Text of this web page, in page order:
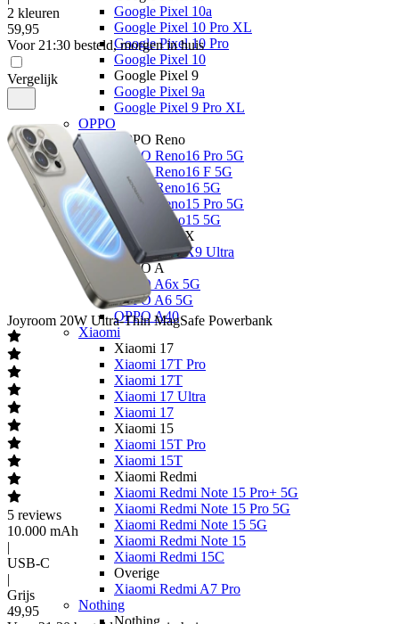
Google Pixel 10a
Google Pixel 10 Pro XL
Google Pixel 10 Pro
Google Pixel 10
Google Pixel 9
Google Pixel 9a
Google Pixel 9 Pro XL
OPPO
OPPO Reno
OPPO Reno16 Pro 5G
OPPO Reno16 F 5G
OPPO Reno16 5G
OPPO Reno15 Pro 5G
OPPO Reno15 5G
OPPO Find X
OPPO Find X9 Ultra
OPPO A
OPPO A6x 5G
OPPO A6 5G
OPPO A40
Xiaomi
Xiaomi 17
Xiaomi 17T Pro
Xiaomi 17T
Xiaomi 17 Ultra
Xiaomi 17
Xiaomi 15
Xiaomi 15T Pro
Xiaomi 15T
Xiaomi Redmi
Xiaomi Redmi Note 15 Pro+ 5G
Xiaomi Redmi Note 15 Pro 5G
Xiaomi Redmi Note 15 5G
Xiaomi Redmi Note 15
Xiaomi Redmi 15C
Overige
Xiaomi Redmi A7 Pro
Nothing
Nothing
2 kleuren
59,95
Voor 21:30 besteld, morgen in huis
Vergelijk
Joyroom 20W Ultra-Thin MagSafe Powerbank
5 reviews
10.000 mAh
|
USB-C
|
Grijs
49,95